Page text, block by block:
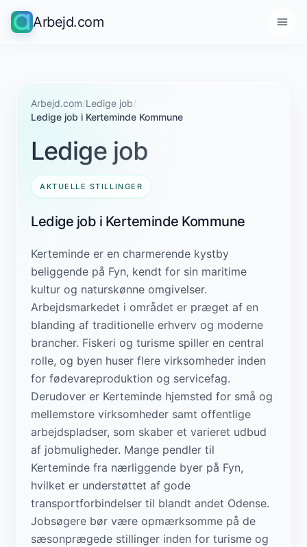
Arbejd.com
Arbejd.com/Ledige job/
Ledige job i Kerteminde Kommune
Ledige job
AKTUELLE STILLINGER
Ledige job i Kerteminde Kommune
Kerteminde er en charmerende kystby
beliggende på Fyn, kendt for sin maritime
kultur og naturskønne omgivelser.
Arbejdsmarkedet i området er præget af en
blanding af traditionelle erhverv og moderne
brancher. Fiskeri og turisme spiller en central
rolle, og byen huser flere virksomheder inden
for fødevareproduktion og servicefag.
Derudover er Kerteminde hjemsted for små og
mellemstore virksomheder samt offentlige
arbejdspladser, som skaber et varieret udbud
af jobmuligheder. Mange pendler til
Kerteminde fra nærliggende byer på Fyn,
hvilket er understøttet af gode
transportforbindelser til blandt andet Odense.
Jobsøgere bør være opmærksomme på de
sæsonprægede stillinger inden for turisme og